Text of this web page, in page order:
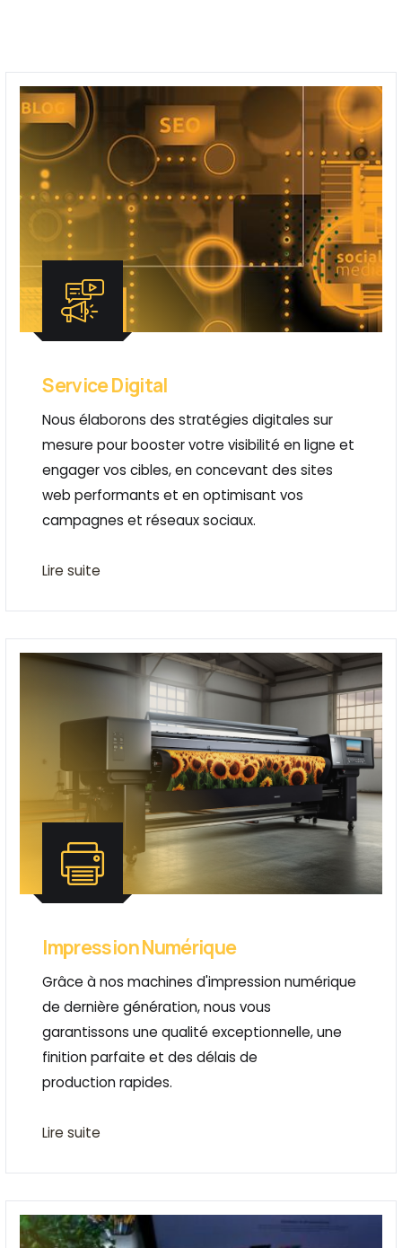
Service Digital
Nous élaborons des stratégies digitales sur
mesure pour booster votre visibilité en ligne et
engager vos cibles, en concevant des sites
web performants et en optimisant vos
campagnes et réseaux sociaux.
Lire suite
Impression Numérique
Grâce à nos machines d'impression numérique
de dernière génération, nous vous
garantissons une qualité exceptionnelle, une
finition parfaite et des délais de
production rapides.
Lire suite